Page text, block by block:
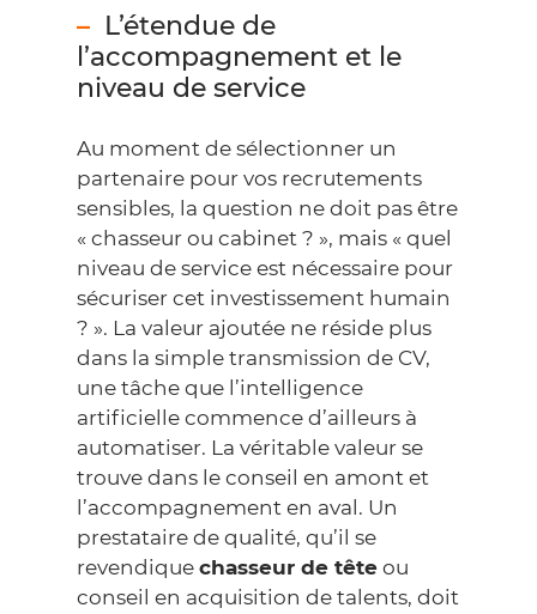
L’étendue de
l’accompagnement et le
niveau de service
Au moment de sélectionner un
partenaire pour vos recrutements
sensibles, la question ne doit pas être
« chasseur ou cabinet ? », mais « quel
niveau de service est nécessaire pour
sécuriser cet investissement humain
? ». La valeur ajoutée ne réside plus
dans la simple transmission de CV,
une tâche que l’intelligence
artificielle commence d’ailleurs à
automatiser. La véritable valeur se
trouve dans le conseil en amont et
l’accompagnement en aval. Un
prestataire de qualité, qu’il se
revendique chasseur de tête ou
conseil en acquisition de talents, doit